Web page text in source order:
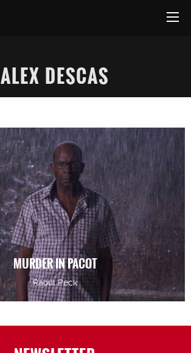
ALEX DESCAS
MURDER IN PACOT
Raoul Peck